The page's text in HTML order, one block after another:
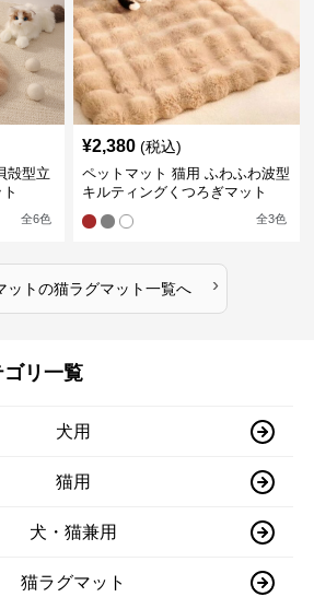
殻型立
全6色
¥2,380 (税込)
ペットマット 猫用 ふわふわ波型
キルティングくつろぎマット
全3色
ットの猫ラグマット一覧へ ›
リ一覧
犬用
猫用
犬・猫兼用
猫ラグマット